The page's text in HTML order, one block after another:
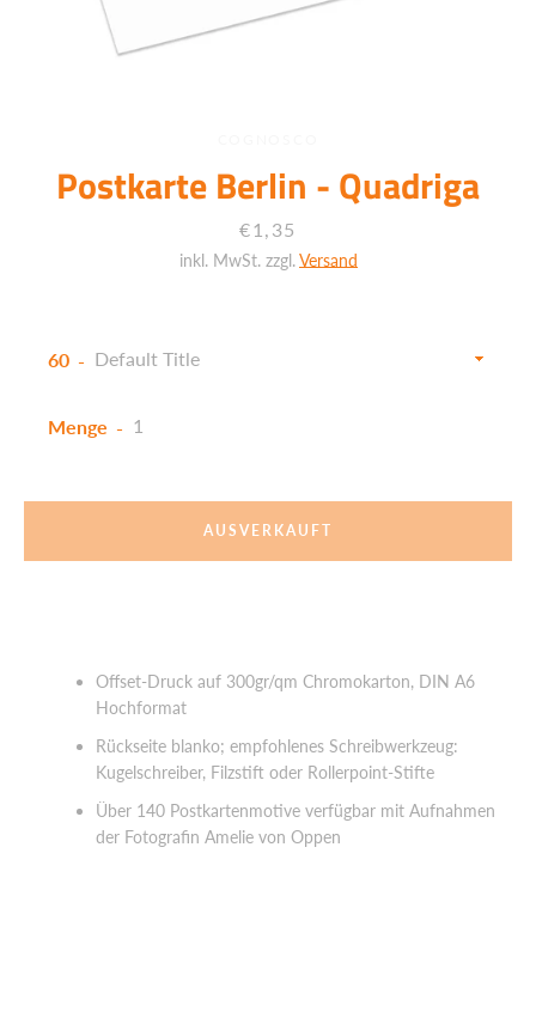
Postkarte Berlin - Quadriga
Preis
€1,35
inkl. MwSt. zzgl.Versand
Offset-Druck auf 300gr/qm Chromokarton, DIN A6
Hochformat
Rückseite blanko; empfohlenes Schreibwerkzeug:
Kugelschreiber, Filzstift oder Rollerpoint-Stifte
Über 140 Postkartenmotive verfügbar mit Aufnahmen
der Fotografin Amelie von Oppen
60
Menge
AUSVERKAUFT